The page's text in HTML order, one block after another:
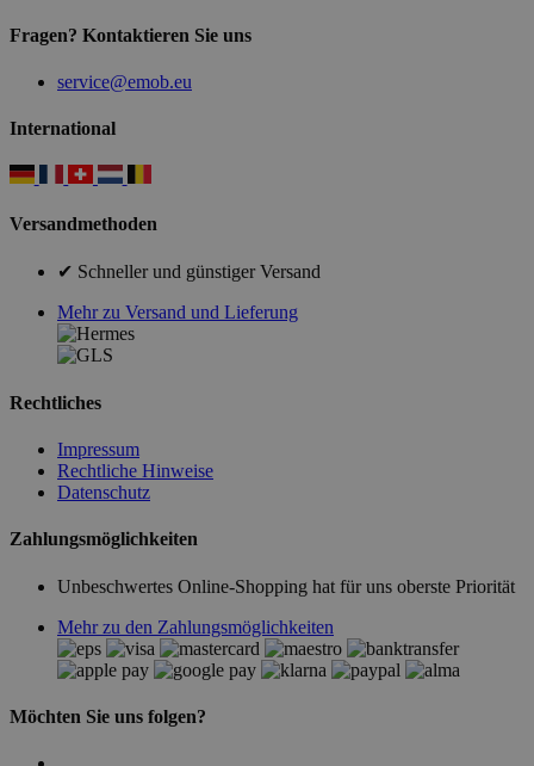
Fragen? Kontaktieren Sie uns
service@emob.eu
International
Versandmethoden
✔ Schneller und günstiger Versand
Mehr zu Versand und Lieferung
Rechtliches
Impressum
Rechtliche Hinweise
Datenschutz
Zahlungsmöglichkeiten
Unbeschwertes Online-Shopping hat für uns oberste Priorität
Mehr zu den Zahlungsmöglichkeiten
Möchten Sie uns folgen?